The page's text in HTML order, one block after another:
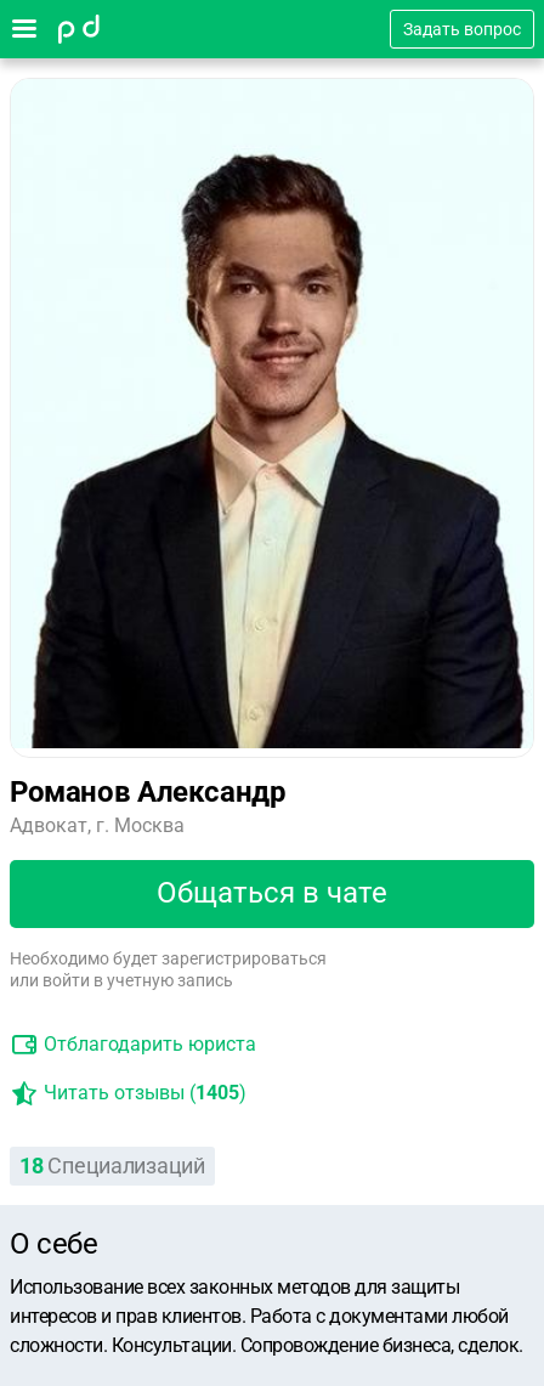
Задать вопрос
Романов Александр
Адвокат, г. Москва
Общаться в чате
Необходимо будет зарегистрироваться
или войти в учетную запись
Отблагодарить юриста
Читать отзывы (1405)
18 Специализаций
О себе
Использование всех законных методов для защиты
интересов и прав клиентов. Работа с документами любой
сложности. Консультации. Сопровождение бизнеса, сделок.